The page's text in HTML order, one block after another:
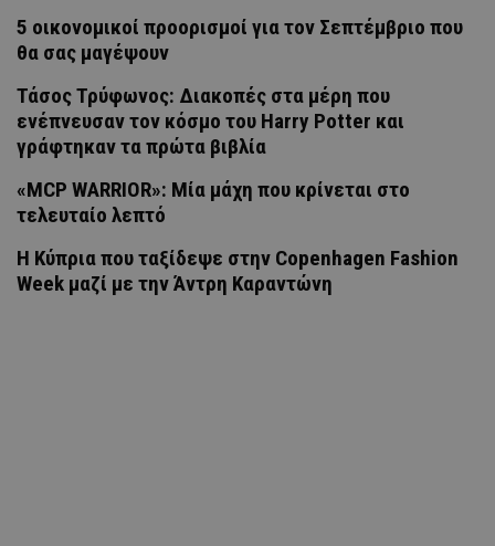
5 οικονομικοί προορισμοί για τον Σεπτέμβριο που
θα σας μαγέψουν
Τάσος Τρύφωνος: Διακοπές στα μέρη που
ενέπνευσαν τον κόσμο του Harry Potter και
γράφτηκαν τα πρώτα βιβλία
«MCP WARRIOR»: Μία μάχη που κρίνεται στο
τελευταίο λεπτό
Η Κύπρια που ταξίδεψε στην Copenhagen Fashion
Week μαζί με την Άντρη Καραντώνη